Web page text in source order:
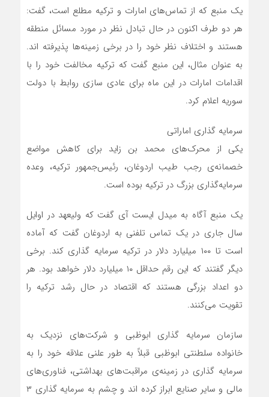
یک منبع که از تماس‌های امارات و ترکیه مطلع است، گفت:
هر دو طرف اکنون در حال تبادل نظر در مورد مسائل منطقه
هستند و اختلاف نظر خود را در برخی زمینه‌ها پذیرفته اند.
به عنوان مثال، این منبع گفت که ترکیه مخالفت خود را با
اقدامات امارات در این ماه برای عادی سازی روابط با دولت
سوریه اعلام کرد.
سرمایه گذاری اماراتی
یکی از محرک‌های محمد بن زاید برای کاهش مواضع
خصمانه‌ی رجب طیب اردوغان، رئیس‌جمهور ترکیه، وعده
سرمایه‌گذاری بزرگ در ترکیه بوده است.
یک منبع آگاه به میدل ایست آی گفت که ولیعهد در اوایل
سال جاری در یک تماس تلفنی به اردوغان گفت که آماده
است تا ۱۰۰ میلیارد دلار در ترکیه سرمایه گذاری کند. برخی
دیگر گفتند که این رقم حداقل ۱۰ میلیارد دلار خواهد بود. هر
دو اعداد بزرگی هستند که اقتصاد در حال رشد ترکیه را
تقویت می‌کنند.
سازمان سرمایه گذاری ابوظبی و شرکت‌های نزدیک به
خانواده سلطنتی ابوظبی قبلاً به طور علنی علاقه خود را به
سرمایه گذاری در زمینه‌ی مراقبت‌های بهداشتی، فناوری‌های
مالی و سایر صنایع ابراز کرده اند و چشم به سرمایه گذاری ۳